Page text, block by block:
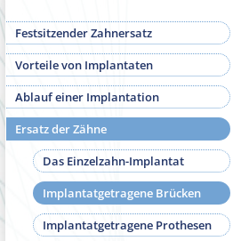
Festsitzender Zahnersatz
Vorteile von Implantaten
Ablauf einer Implantation
Ersatz der Zähne
Das Einzelzahn-Implantat
Implantatgetragene Brücken
Implantatgetragene Prothesen